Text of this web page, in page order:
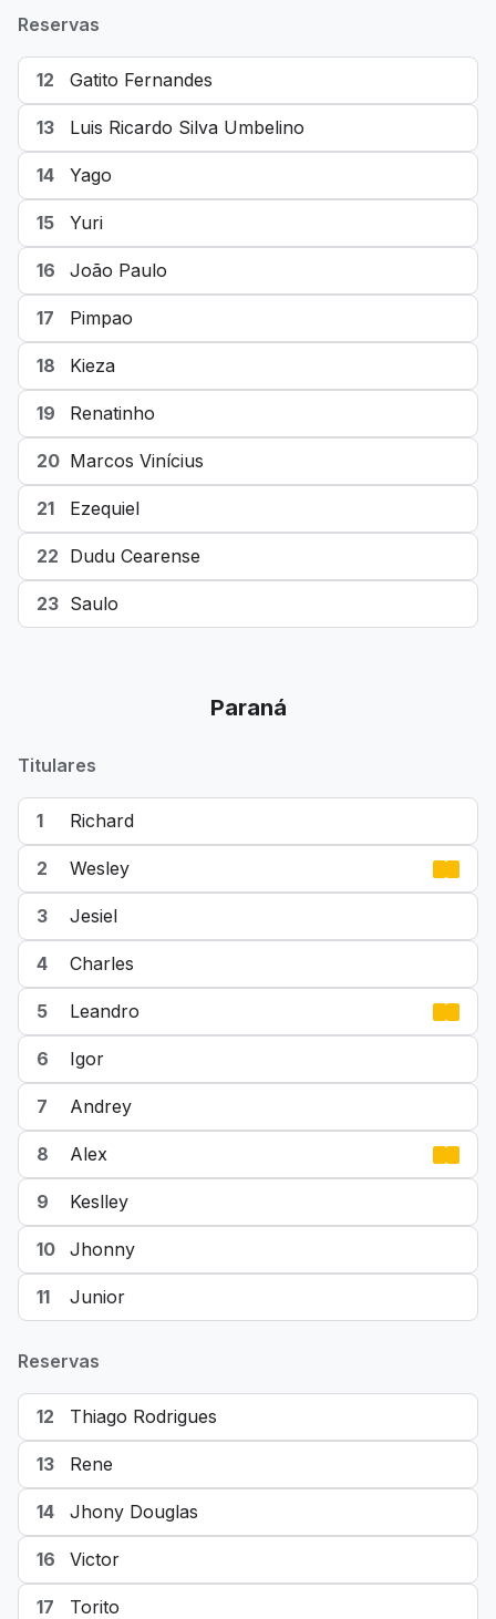
Reservas
12 Gatito Fernandes
13 Luis Ricardo Silva Umbelino
14 Yago
15 Yuri
16 João Paulo
17 Pimpao
18 Kieza
19 Renatinho
20 Marcos Vinícius
21 Ezequiel
22 Dudu Cearense
23 Saulo
Paraná
Titulares
1 Richard
2 Wesley
3 Jesiel
4 Charles
5 Leandro
6 Igor
7 Andrey
8 Alex
9 Keslley
10 Jhonny
11 Junior
Reservas
12 Thiago Rodrigues
13 Rene
14 Jhony Douglas
16 Victor
17 Torito